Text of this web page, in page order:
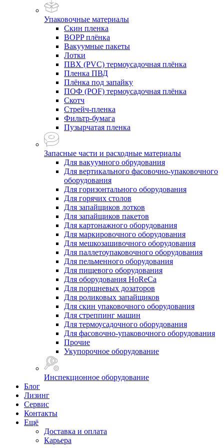
Упаковочные материалы
Скин пленка
BOPP плёнка
Вакуумные пакеты
Лотки
ПВХ (PVC) термоусадочная плёнка
Пленка ПВД
Плёнка под запайку
ПОФ (POF) термоусадочная плёнка
Скотч
Стрейч-пленка
Фильтр-бумага
Пузырчатая пленка
Запасные части и расходные материалы
Для вакуумного обрудования
Для вертикального фасовочно-упаковочного
оборудования
Для горизонтального оборудования
Для горячих столов
Для запайщиков лотков
Для запайщиков пакетов
Для картонажного оборудования
Для маркировочного оборудования
Для мешкозашивочного оборудования
Для паллетоупаковочного оборудования
Для пельменного оборудования
Для пищевого оборудования
Для оборудования HoReCa
Для поршневых дозаторов
Для роликовых запайщиков
Для скин упаковочного оборудования
Для стреппинг машин
Для термоусадочного оборудования
Для фасовочно-упаковочного оборудования
Прочие
Укупорочное оборудование
Инспекционное оборудование
Блог
Лизинг
Сервис
Контакты
Ещё
Доставка и оплата
Карьера